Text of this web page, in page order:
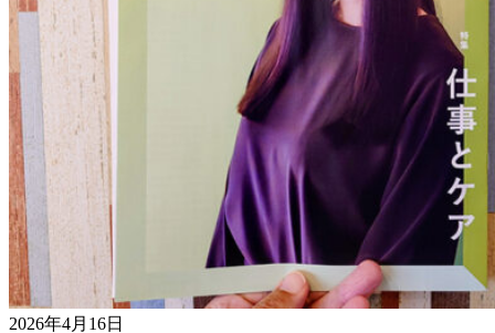
2026年4月16日